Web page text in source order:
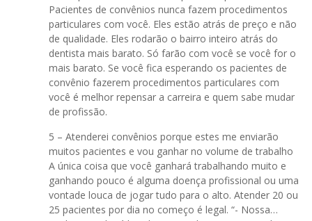
Pacientes de convênios nunca fazem procedimentos
particulares com você. Eles estão atrás de preço e não
de qualidade. Eles rodarão o bairro inteiro atrás do
dentista mais barato. Só farão com você se você for o
mais barato. Se você fica esperando os pacientes de
convênio fazerem procedimentos particulares com
você é melhor repensar a carreira e quem sabe mudar
de profissão.
5 – Atenderei convênios porque estes me enviarão
muitos pacientes e vou ganhar no volume de trabalho
A única coisa que você ganhará trabalhando muito e
ganhando pouco é alguma doença profissional ou uma
vontade louca de jogar tudo para o alto. Atender 20 ou
25 pacientes por dia no começo é legal. “- Nossa…